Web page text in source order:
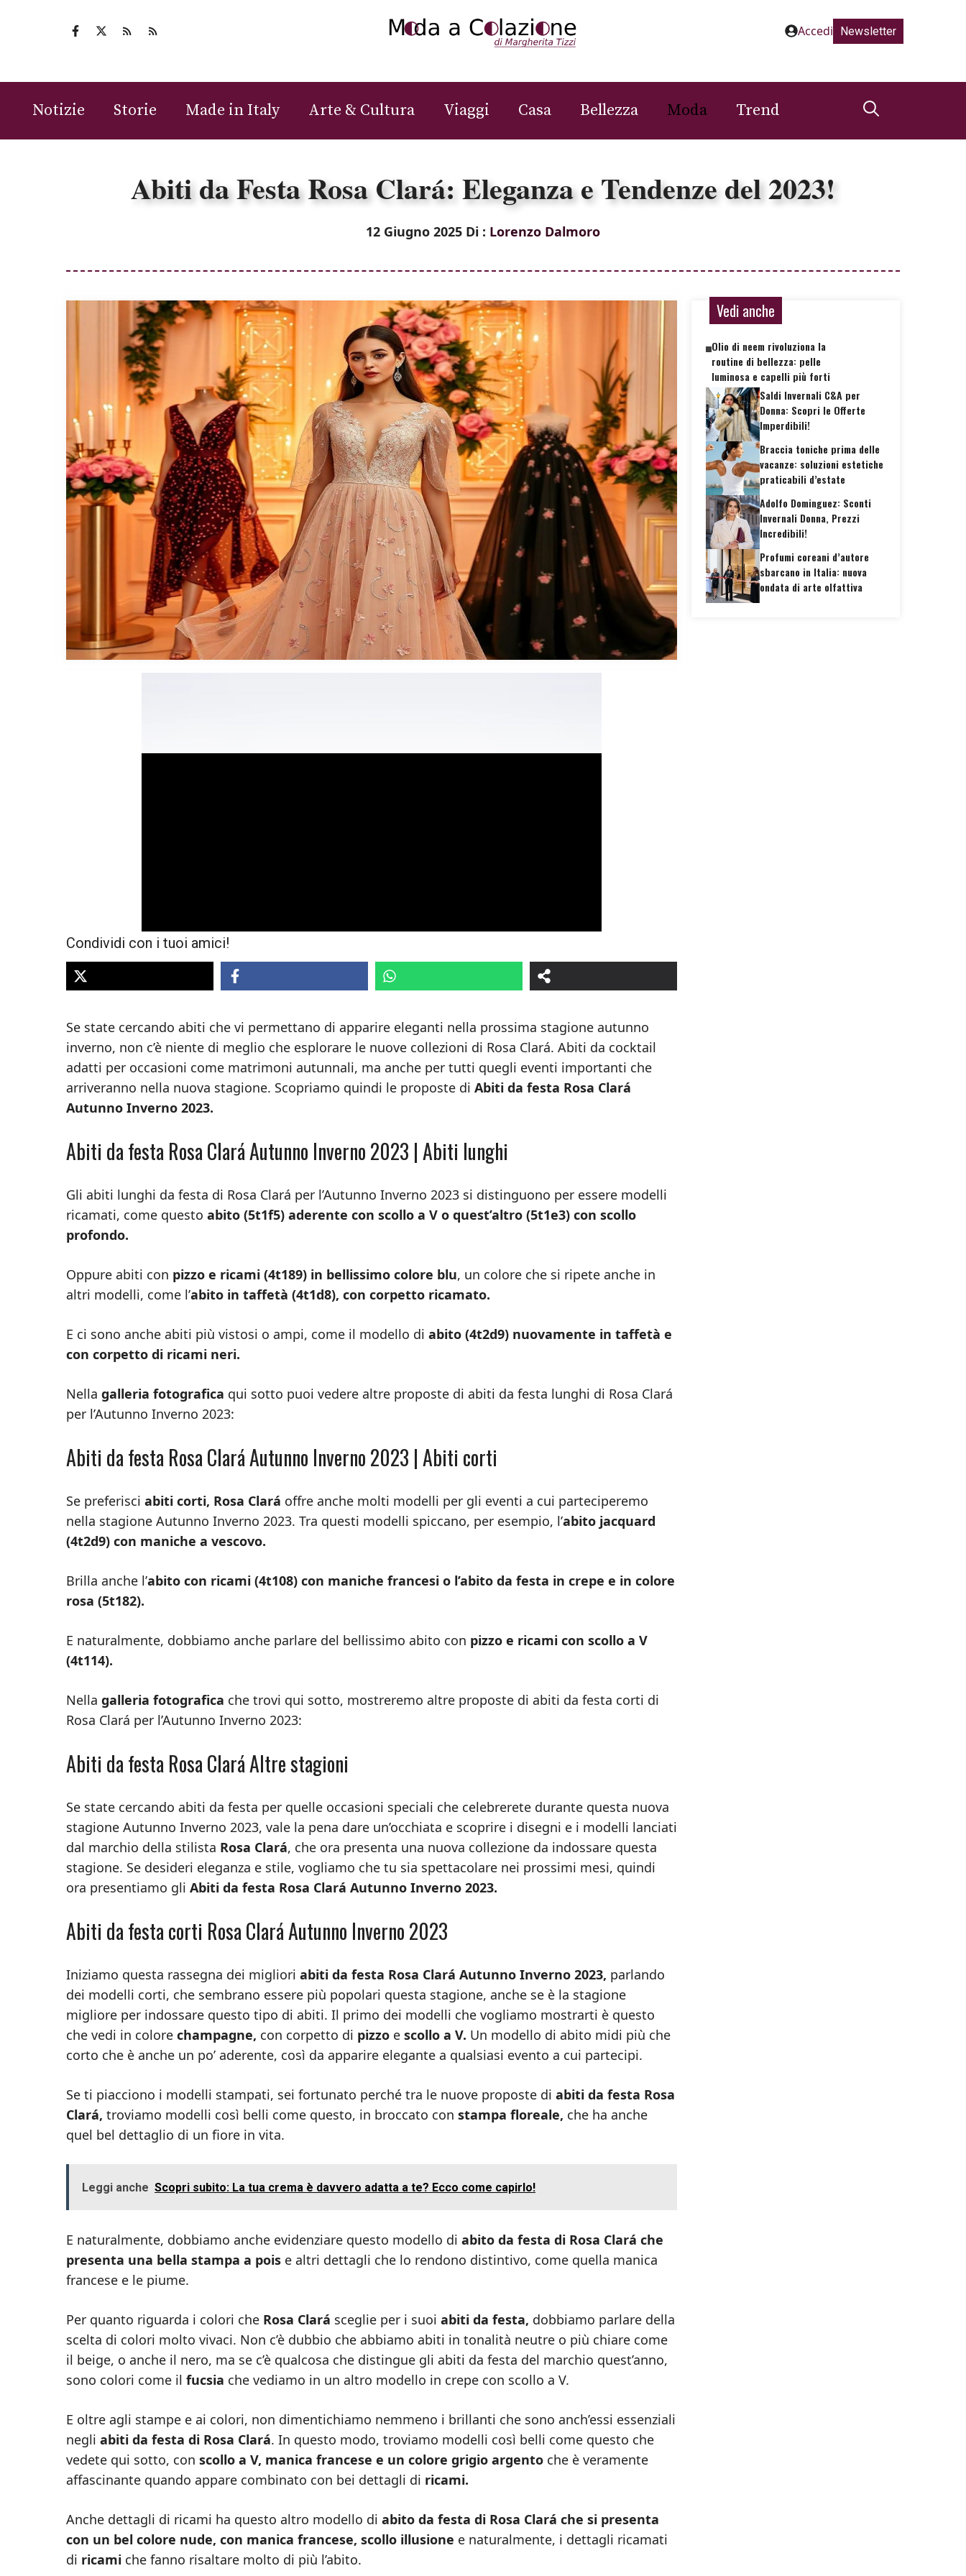
Accedi Newsletter
Notizie Storie Made in Italy Arte & Cultura Viaggi Casa Bellezza Moda Trend
Abiti da Festa Rosa Clará: Eleganza e Tendenze del 2023!
12 Giugno 2025 Di : Lorenzo Dalmoro
Condividi con i tuoi amici!
Se state cercando abiti che vi permettano di apparire eleganti nella prossima stagione autunno
inverno, non c’è niente di meglio che esplorare le nuove collezioni di Rosa Clará. Abiti da cocktail
adatti per occasioni come matrimoni autunnali, ma anche per tutti quegli eventi importanti che
arriveranno nella nuova stagione. Scopriamo quindi le proposte di Abiti da festa Rosa Clará
Autunno Inverno 2023.
Abiti da festa Rosa Clará Autunno Inverno 2023 | Abiti lunghi
Gli abiti lunghi da festa di Rosa Clará per l’Autunno Inverno 2023 si distinguono per essere modelli
ricamati, come questo abito (5t1f5) aderente con scollo a V o quest’altro (5t1e3) con scollo
profondo.
Oppure abiti con pizzo e ricami (4t189) in bellissimo colore blu, un colore che si ripete anche in
altri modelli, come l’abito in taffetà (4t1d8), con corpetto ricamato.
E ci sono anche abiti più vistosi o ampi, come il modello di abito (4t2d9) nuovamente in taffetà e
con corpetto di ricami neri.
Nella galleria fotografica qui sotto puoi vedere altre proposte di abiti da festa lunghi di Rosa Clará
per l’Autunno Inverno 2023:
Abiti da festa Rosa Clará Autunno Inverno 2023 | Abiti corti
Se preferisci abiti corti, Rosa Clará offre anche molti modelli per gli eventi a cui parteciperemo
nella stagione Autunno Inverno 2023. Tra questi modelli spiccano, per esempio, l’abito jacquard
(4t2d9) con maniche a vescovo.
Brilla anche l’abito con ricami (4t108) con maniche francesi o l’abito da festa in crepe e in colore
rosa (5t182).
E naturalmente, dobbiamo anche parlare del bellissimo abito con pizzo e ricami con scollo a V
(4t114).
Nella galleria fotografica che trovi qui sotto, mostreremo altre proposte di abiti da festa corti di
Rosa Clará per l’Autunno Inverno 2023:
Abiti da festa Rosa Clará Altre stagioni
Se state cercando abiti da festa per quelle occasioni speciali che celebrerete durante questa nuova
stagione Autunno Inverno 2023, vale la pena dare un’occhiata e scoprire i disegni e i modelli lanciati
dal marchio della stilista Rosa Clará, che ora presenta una nuova collezione da indossare questa
stagione. Se desideri eleganza e stile, vogliamo che tu sia spettacolare nei prossimi mesi, quindi
ora presentiamo gli Abiti da festa Rosa Clará Autunno Inverno 2023.
Abiti da festa corti Rosa Clará Autunno Inverno 2023
Iniziamo questa rassegna dei migliori abiti da festa Rosa Clará Autunno Inverno 2023, parlando
dei modelli corti, che sembrano essere più popolari questa stagione, anche se è la stagione
migliore per indossare questo tipo di abiti. Il primo dei modelli che vogliamo mostrarti è questo
che vedi in colore champagne, con corpetto di pizzo e scollo a V. Un modello di abito midi più che
corto che è anche un po’ aderente, così da apparire elegante a qualsiasi evento a cui partecipi.
Se ti piacciono i modelli stampati, sei fortunato perché tra le nuove proposte di abiti da festa Rosa
Clará, troviamo modelli così belli come questo, in broccato con stampa floreale, che ha anche
quel bel dettaglio di un fiore in vita.
Leggi anche Scopri subito: La tua crema è davvero adatta a te? Ecco come capirlo!
E naturalmente, dobbiamo anche evidenziare questo modello di abito da festa di Rosa Clará che
presenta una bella stampa a pois e altri dettagli che lo rendono distintivo, come quella manica
francese e le piume.
Per quanto riguarda i colori che Rosa Clará sceglie per i suoi abiti da festa, dobbiamo parlare della
scelta di colori molto vivaci. Non c’è dubbio che abbiamo abiti in tonalità neutre o più chiare come
il beige, o anche il nero, ma se c’è qualcosa che distingue gli abiti da festa del marchio quest’anno,
sono colori come il fucsia che vediamo in un altro modello in crepe con scollo a V.
E oltre agli stampe e ai colori, non dimentichiamo nemmeno i brillanti che sono anch’essi essenziali
negli abiti da festa di Rosa Clará. In questo modo, troviamo modelli così belli come questo che
vedete qui sotto, con scollo a V, manica francese e un colore grigio argento che è veramente
affascinante quando appare combinato con bei dettagli di ricami.
Anche dettagli di ricami ha questo altro modello di abito da festa di Rosa Clará che si presenta
con un bel colore nude, con manica francese, scollo illusione e naturalmente, i dettagli ricamati
di ricami che fanno risaltare molto di più l’abito.
Vedi anche
Olio di neem rivoluziona la
routine di bellezza: pelle
luminosa e capelli più forti
Saldi Invernali C&A per
Donna: Scopri le Offerte
Imperdibili!
Braccia toniche prima delle
vacanze: soluzioni estetiche
praticabili d’estate
Adolfo Dominguez: Sconti
Invernali Donna, Prezzi
Incredibili!
Profumi coreani d’autore
sbarcano in Italia: nuova
ondata di arte olfattiva